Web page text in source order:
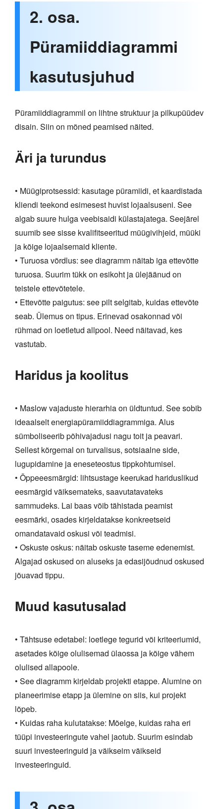
2. osa.
Püramiiddiagrammi
kasutusjuhud
Püramiiddiagrammil on lihtne struktuur ja pilkupüüdev
disain. Siin on mõned peamised näited.
Äri ja turundus
• Müügiprotsessid: kasutage püramiidi, et kaardistada
kliendi teekond esimesest huvist lojaalsuseni. See
algab suure hulga veebisaidi külastajatega. Seejärel
suumib see sisse kvalifitseeritud müügivihjeid, müüki
ja kõige lojaalsemaid kliente.
• Turuosa võrdlus: see diagramm näitab iga ettevõtte
turuosa. Suurim tükk on esikoht ja ülejäänud on
teistele ettevõtetele.
• Ettevõtte paigutus: see pilt selgitab, kuidas ettevõte
seab. Ülemus on tipus. Erinevad osakonnad või
rühmad on loetletud allpool. Need näitavad, kes
vastutab.
Haridus ja koolitus
• Maslow vajaduste hierarhia on üldtuntud. See sobib
ideaalselt energiapüramiiddiagrammiga. Alus
sümboliseerib põhivajadusi nagu toit ja peavari.
Sellest kõrgemal on turvalisus, sotsiaalne side,
lugupidamine ja eneseteostus tippkohtumisel.
• Õppeeesmärgid: lihtsustage keerukad hariduslikud
eesmärgid väiksemateks, saavutatavateks
sammudeks. Lai baas võib tähistada peamist
eesmärki, osades kirjeldatakse konkreetseid
omandatavaid oskusi või teadmisi.
• Oskuste oskus: näitab oskuste taseme edenemist.
Algajad oskused on aluseks ja edasijõudnud oskused
jõuavad tippu.
Muud kasutusalad
• Tähtsuse edetabel: loetlege tegurid või kriteeriumid,
asetades kõige olulisemad ülaossa ja kõige vähem
olulised allapoole.
• See diagramm kirjeldab projekti etappe. Alumine on
planeerimise etapp ja ülemine on siis, kui projekt
lõpeb.
• Kuidas raha kulutatakse: Mõelge, kuidas raha eri
tüüpi investeeringute vahel jaotub. Suurim esindab
suuri investeeringuid ja väikseim väikseid
investeeringuid.